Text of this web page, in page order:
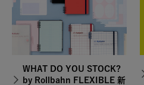
WHAT DO YOU STOCK?
by Rollbahn FLEXIBLE 新